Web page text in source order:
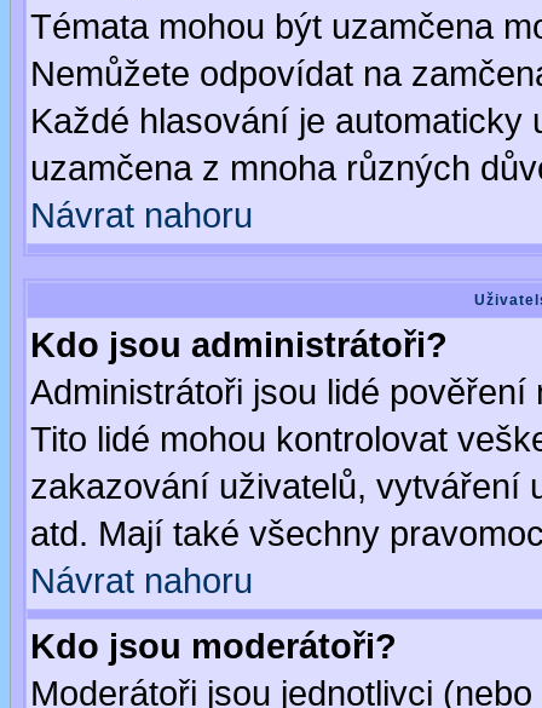
Témata mohou být uzamčena
Nemůžete odpovídat na
Každé hlasování je automaticky
uzamčena z mnoha různých
Návrat nahoru
Kdo jsou administrátoři?
Administrátoři jsou lidé
Tito lidé mohou kontrolovat
zakazování uživatelů, vytváření
atd. Mají také všechny
Návrat nahoru
Kdo jsou moderátoři?
Moderátoři jsou jednotlivci